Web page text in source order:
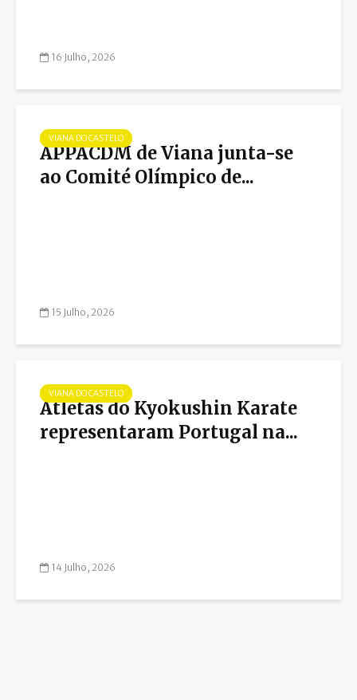
16 Julho, 2026
VIANA DO CASTELO
APPACDM de Viana junta-se
ao Comité Olímpico de...
15 Julho, 2026
VIANA DO CASTELO
Atletas do Kyokushin Karate
representaram Portugal na...
14 Julho, 2026